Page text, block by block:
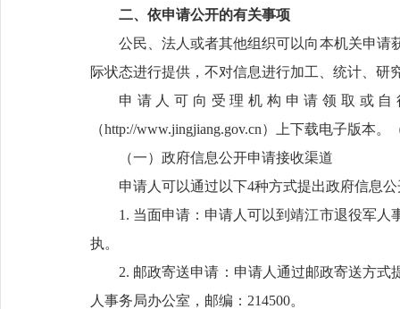
二、依申请公开的有关事项
公民、法人或者其他组织可以向本机关申请
际状态进行提供，不对信息进行加工、统计、研
申请人可向受理机构申请领取或
（http://www.jingjiang.gov.cn）上下载电子版本
（一）政府信息公开申请接收渠道
申请人可以通过以下4种方式提出政府信息
1. 当面申请：申请人可以到靖江市退役军
执。
2. 邮政寄送申请：申请人通过邮政寄送方
人事务局办公室，邮编：214500。